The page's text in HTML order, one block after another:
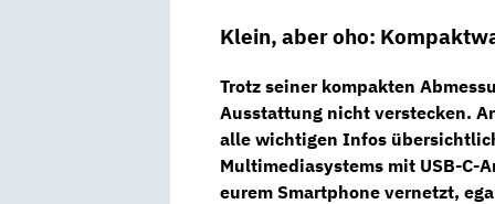
Klein, aber oho:
Trotz seiner kompakten
Ausstattung nicht verstecken.
alle wichtigen Infos
Multimediasystems mit USB-C-
eurem Smartphone vernetzt,